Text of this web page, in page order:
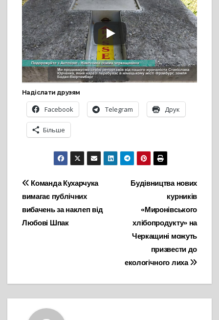
Надіслати друзям
Facebook Telegram Друк
Більше
Навігація
записів
Будівництва нових
курників
«Миронівського
хлібопродукту» на
Черкащині можуть
призвести до
екологічного лиха
Команда Кухарчука
вимагає публічних
вибачень за наклеп від
Любові Шпак